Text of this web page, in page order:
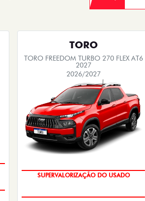
TORO
TORO FREEDOM TURBO 270 FLEX AT6
2027
2026/2027
SUPERVALORIZAÇÃO DO USADO